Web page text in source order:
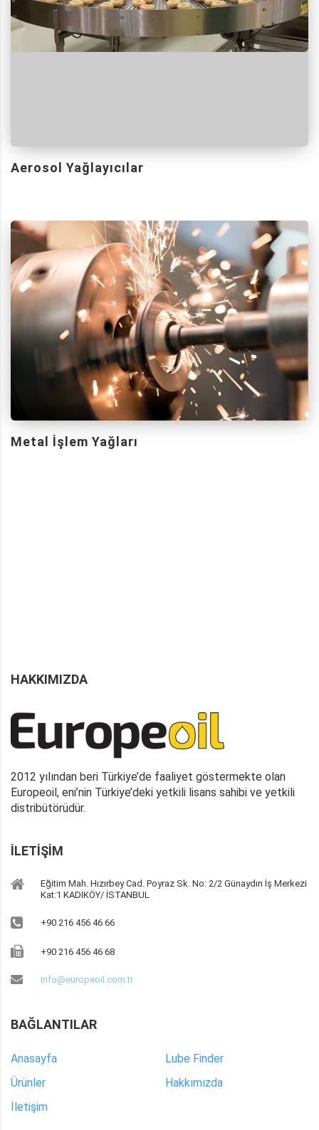
Aerosol Yağlayıcılar
Metal İşlem Yağları
HAKKIMIZDA
2012 yılından beri Türkiye’de faaliyet göstermekte olan
Europeoil, eni’nin Türkiye’deki yetkili lisans sahibi ve yetkili
distribütörüdür.
İLETIŞIM
Eğitim Mah. Hızırbey Cad. Poyraz Sk. No: 2/2 Günaydın İş Merkezi
Kat:1 KADIKÖY/ İSTANBUL
+90 216 456 46 66
+90 216 456 46 68
info@europeoil.com.tr
BAĞLANTILAR
Anasayfa
Lube Finder
Ürünler
Hakkımızda
İletişim